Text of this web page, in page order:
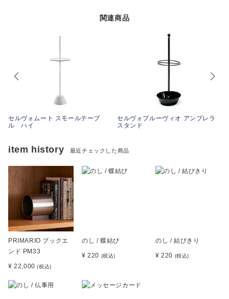
関連商品
セルヴォムート スモールテーブ
ル ハイ
セルヴォプルーヴィオ アンブレラ
スタンド
item history 最近チェックした商品
PRIMARIO ブックエ
ンド PM33
¥ 22,000(税込)
のし / 蝶結び
¥ 220 (税込)
のし / 結びきり
¥ 220 (税込)